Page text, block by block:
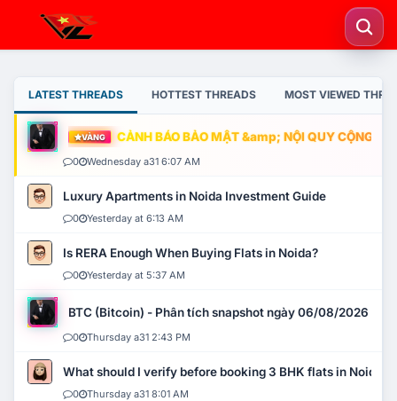
LATEST THREADS HOTTEST THREADS MOST VIEWED
VÀNG CẢNH BÁO BẢO MẬT &amp; NỘI QUY CỘNG
0 Wednesday a31 6:07 AM
Luxury Apartments in Noida Investment Guide
0 Yesterday at 6:13 AM
Is RERA Enough When Buying Flats in Noida?
0 Yesterday at 5:37 AM
BTC (Bitcoin) - Phân tích snapshot ngày 06/08/2026
0 Thursday a31 2:43 PM
What should I verify before booking 3 BHK flats in Noida?
0 Thursday a31 8:01 AM